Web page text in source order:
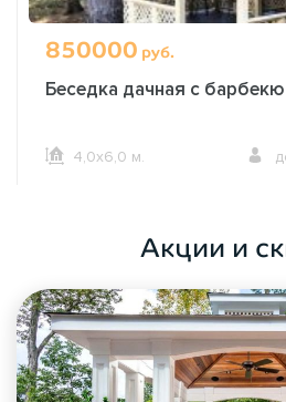
850000 руб.
Беседка дачная с
4,0х6,0 м.
Акции и